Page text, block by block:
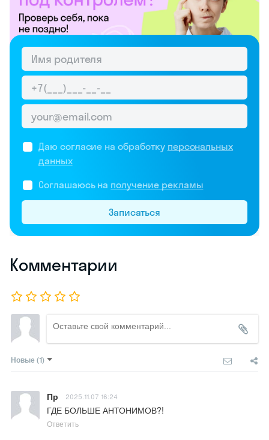
Даю согласие на обработку персональных
данных
Соглашаюсь на получение рекламы
Записаться
Комментарии
Новые (1)
Пр 2025.11.07 16:24
ГДЕ БОЛЬШЕ АНТОНИМОВ?!
Ответить